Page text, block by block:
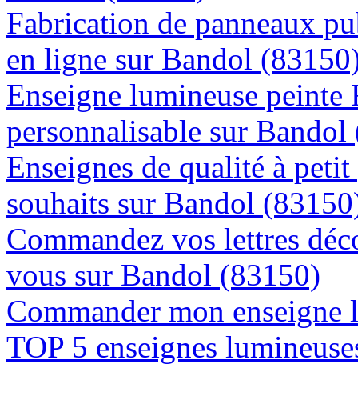
Fabrication de panneaux
en ligne sur Bandol
Enseigne lumineuse
personnalisable sur
Enseignes de qualité à
souhaits sur Bandol
Commandez vos lettres
vous sur Bandol (83150)
Commander mon
TOP 5 enseignes